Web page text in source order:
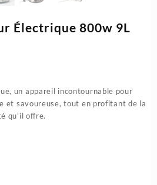
Électrique 800w 9L
un appareil incontournable pour
et savoureuse, tout en profitant de la
qu’il offre.